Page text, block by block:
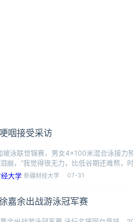
咽接受采访
坡泳联世锦赛，男女4×100米混合泳接
崩，“我觉得很无力，比低谷期还难熬，
新疆财经大学 07-31
嘉余出战游泳冠军赛